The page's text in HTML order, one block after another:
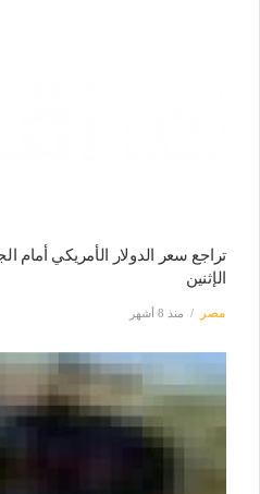
تراجع سعر الدولار الأمريكي أمام
الإثنين
مصر منذ 8 أشهر